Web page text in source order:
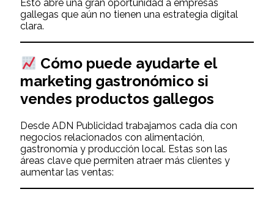
Esto abre una gran oportunidad a empresas
gallegas que aún no tienen una estrategia digital
clara.
Cómo puede ayudarte el
marketing gastronómico si
vendes productos gallegos
Desde ADN Publicidad trabajamos cada día con
negocios relacionados con alimentación,
gastronomía y producción local. Estas son las
áreas clave que permiten atraer más clientes y
aumentar las ventas: